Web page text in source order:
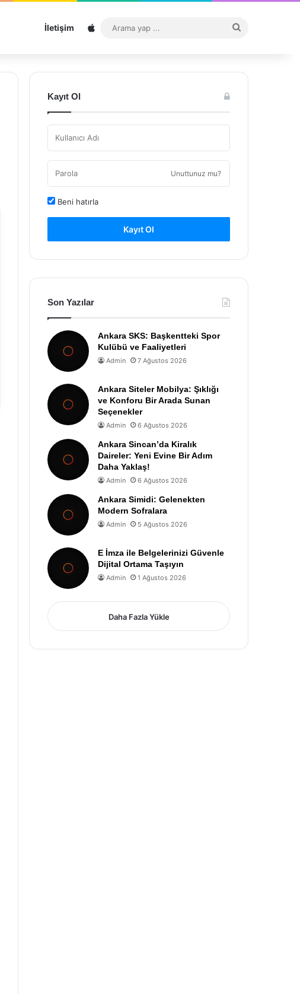
İletişim Sitemap
...
Kayıt Ol
Unuttunuz mu?
Beni hatırla
Kayıt Ol
Son Yazılar
Ankara SKS: Başkentteki Spor
Kulübü ve Faaliyetleri
Admin 7 Ağustos 2026
Ankara Siteler Mobilya: Şıklığı
ve Konforu Bir Arada Sunan
Seçenekler
Admin 6 Ağustos 2026
Ankara Sincan’da Kiralık
Daireler: Yeni Evine Bir Adım
Daha Yaklaş!
Admin 6 Ağustos 2026
Ankara Simidi: Gelenekten
Modern Sofralara
Admin 5 Ağustos 2026
E İmza ile Belgelerinizi Güvenle
Dijital Ortama Taşıyın
Admin 1 Ağustos 2026
Daha Fazla Yükle